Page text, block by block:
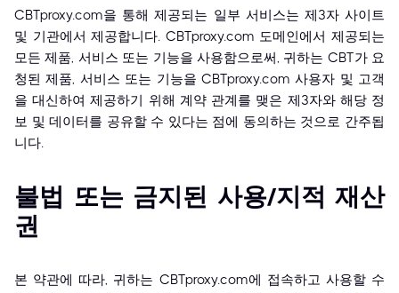
CBTproxy.com을 통해 제공되는 일부 서비스는 제3자 사이트
및 기관에서 제공합니다. CBTproxy.com 도메인에서 제공되는
모든 제품, 서비스 또는 기능을 사용함으로써, 귀하는 CBT가 요
청된 제품, 서비스 또는 기능을 CBTproxy.com 사용자 및 고객
을 대신하여 제공하기 위해 계약 관계를 맺은 제3자와 해당 정
보 및 데이터를 공유할 수 있다는 점에 동의하는 것으로 간주됩
니다.
불법 또는 금지된 사용/지적 재산
권
본 약관에 따라, 귀하는 CBTproxy.com에 접속하고 사용할 수